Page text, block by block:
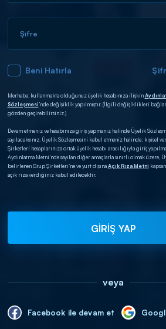
Şifre
Beni Hatırla
Merhaba, kullanmakta olduğunuz üyelik hesabınıza ilişkin
Sözleşmesi’nde değişiklik yapılmıştır. (İlgili değişiklikleri
gözden geçirebilirsiniz.)
Devam etmeniz ve hesabınıza giriş yapmanız halinde Üyelik
sayılacaksınız. Üyelik Sözleşmesini kabul etmeniz halinde; kişisel
Şirketleri hesaplarınıza ortak üyelik hesabı aracılığıyla giriş
Aydınlatma Metni’nde sayılan diğer amaçlarla sınırlı olmak üzere,
belirlenen Grup Şirketleri’ne ve yurt dışınaAçık Rıza Metni
açık rıza verdiğiniz kabul edilecektir.
GİRİŞ YAP
veya
Facebook ile devam et